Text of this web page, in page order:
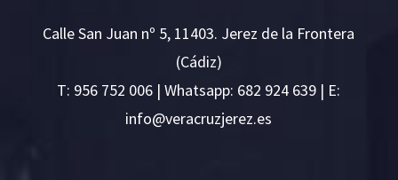
Calle San Juan nº 5, 11403. Jerez de la Frontera
(Cádiz)
T: 956 752 006 | Whatsapp: 682 924 639 | E:
se.ze
rejzu
rcare
v@ofn
i